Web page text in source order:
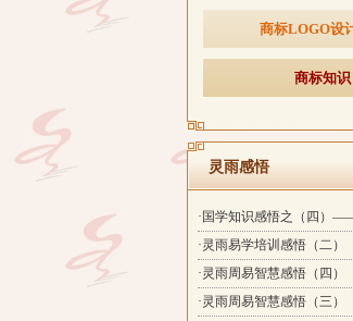
商标LOGO设
商标知识
灵雨感悟
·国学知识感悟之（四）
·灵雨易学培训感悟（二）
·灵雨周易智慧感悟（四）
·灵雨周易智慧感悟（三）